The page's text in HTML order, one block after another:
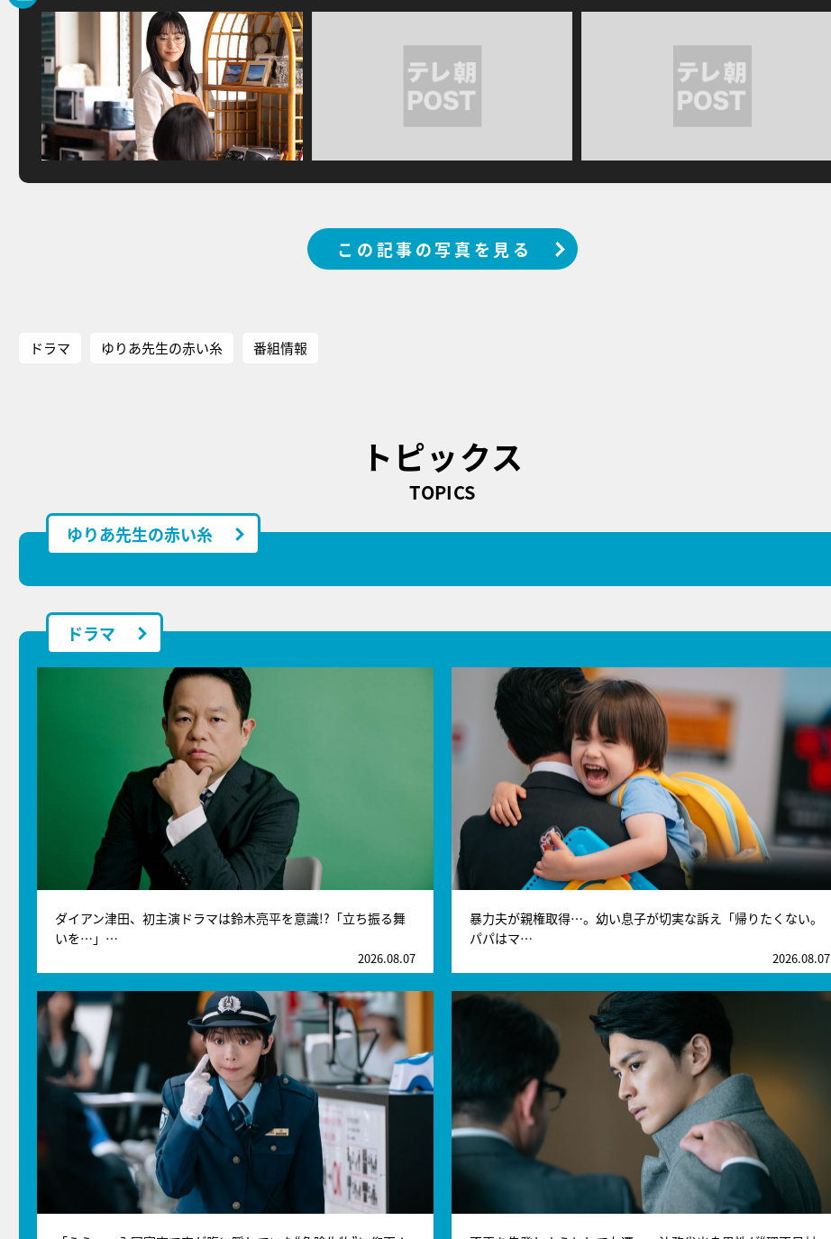
この記事の写真を見る
ドラマ ゆりあ先生の赤い糸 番組情報
トピックス
TOPICS
ゆりあ先生の赤い糸
ドラマ
ダイアン津田、初主演ドラマは鈴木亮平を意識!?「立ち振る舞
いを…」…
2026.08.07
暴力夫が親権取得…。幼い息子が切実な訴え「帰りたくない。
パパはマ…
2026.08.07